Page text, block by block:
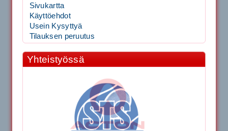
Sivukartta
Käyttöehdot
Usein Kysyttyä
Tilauksen peruutus
Yhteistyössä